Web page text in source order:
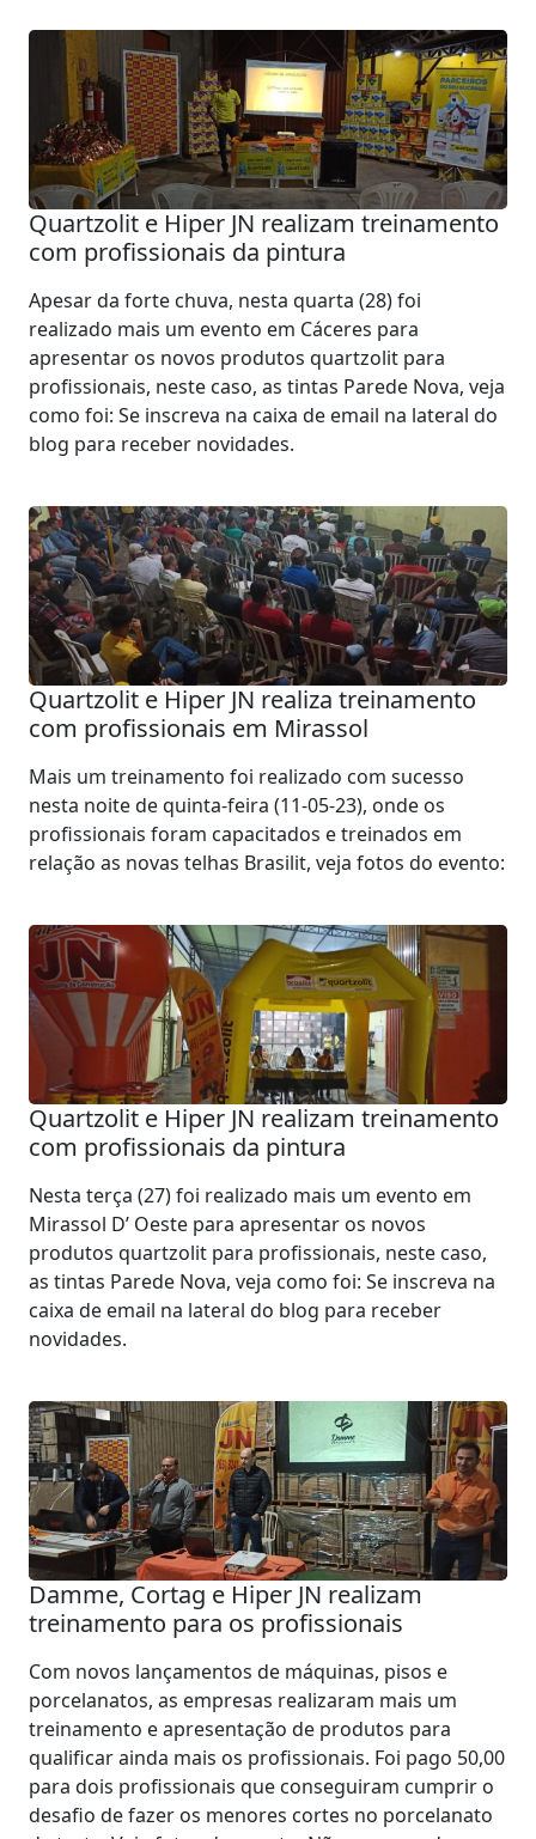
Quartzolit e Hiper JN realizam treinamento
com profissionais da pintura
Apesar da forte chuva, nesta quarta (28) foi
realizado mais um evento em Cáceres para
apresentar os novos produtos quartzolit para
profissionais, neste caso, as tintas Parede Nova, veja
como foi: Se inscreva na caixa de email na lateral do
blog para receber novidades.
Quartzolit e Hiper JN realiza treinamento
com profissionais em Mirassol
Mais um treinamento foi realizado com sucesso
nesta noite de quinta-feira (11-05-23), onde os
profissionais foram capacitados e treinados em
relação as novas telhas Brasilit, veja fotos do evento:
Quartzolit e Hiper JN realizam treinamento
com profissionais da pintura
Nesta terça (27) foi realizado mais um evento em
Mirassol D’ Oeste para apresentar os novos
produtos quartzolit para profissionais, neste caso,
as tintas Parede Nova, veja como foi: Se inscreva na
caixa de email na lateral do blog para receber
novidades.
Damme, Cortag e Hiper JN realizam
treinamento para os profissionais
Com novos lançamentos de máquinas, pisos e
porcelanatos, as empresas realizaram mais um
treinamento e apresentação de produtos para
qualificar ainda mais os profissionais. Foi pago 50,00
para dois profissionais que conseguiram cumprir o
desafio de fazer os menores cortes no porcelanato